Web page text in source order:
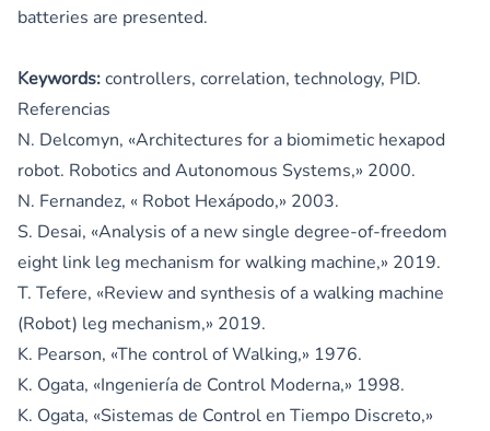
batteries are presented.
Keywords:controllers, correlation, technology, PID.
Referencias
N. Delcomyn, «Architectures for a biomimetic hexapod
robot. Robotics and Autonomous Systems,» 2000.
N. Fernandez, « Robot Hexápodo,» 2003.
S. Desai, «Analysis of a new single degree-of-freedom
eight link leg mechanism for walking machine,» 2019.
T. Tefere, «Review and synthesis of a walking machine
(Robot) leg mechanism,» 2019.
K. Pearson, «The control of Walking,» 1976.
K. Ogata, «Ingeniería de Control Moderna,» 1998.
K. Ogata, «Sistemas de Control en Tiempo Discreto,»